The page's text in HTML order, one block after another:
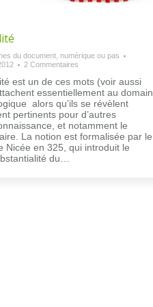
du document, numérique ou pas
2 Commentaires
est un de ces mots (voir aussi
essentiellement au
alors qu’ils se révèlent
pertinents pour d’autres
et notamment le
La notion est formalisée par le
Nicée en 325, qui introduit le
du…